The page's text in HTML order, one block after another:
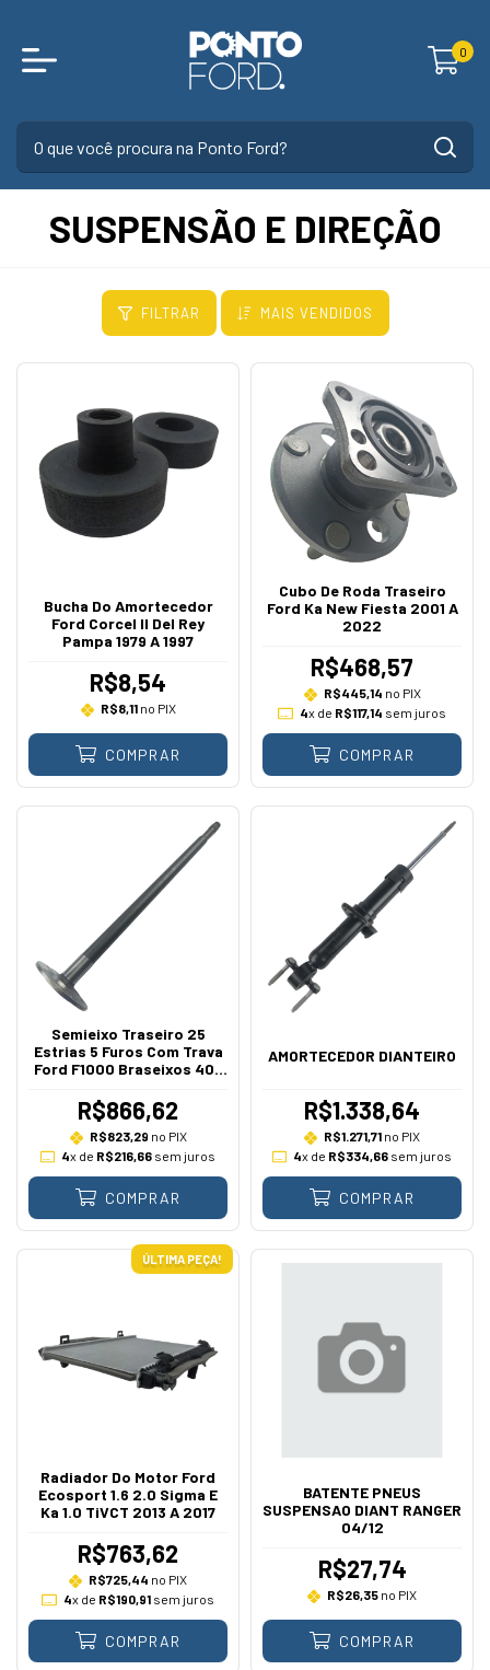
0
SUSPENSÃO E DIREÇÃO
FILTRAR MAIS VENDIDOS
Bucha Do Amortecedor
Ford Corcel II Del Rey
Pampa 1979 A 1997
R$8,54
R$8,11no PIX
COMPRAR
Cubo De Roda Traseiro
Ford Ka New Fiesta 2001 A
2022
R$468,57
R$445,14 no PIX
4x de R$117,14 sem juros
COMPRAR
Semieixo Traseiro 25
Estrias 5 Furos Com Trava
Ford F1000 Braseixos 405
R$866,62
R$823,29 no PIX
4x de R$216,66 sem juros
COMPRAR
AMORTECEDOR DIANTEIRO
R$1.338,64
R$1.271,71 no PIX
4x de R$334,66 sem juros
COMPRAR
ÚLTIMA PEÇA!
Radiador Do Motor Ford
Ecosport 1.6 2.0 Sigma E
Ka 1.0 TiVCT 2013 A 2017
R$763,62
R$725,44 no PIX
4x de R$190,91sem juros
COMPRAR
BATENTE PNEUS
SUSPENSAO DIANT RANGER
04/12
R$27,74
R$26,35 no PIX
COMPRAR